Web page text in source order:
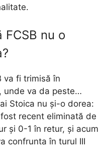
nu o
va fi trimisă în
unde va da peste…
Stoica nu și-o dorea:
recent eliminată de
și 0-1 în retur, și acum
confrunta în turul III